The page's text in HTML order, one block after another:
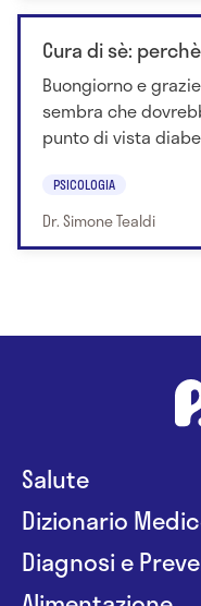
Cura di sè:
Buongiorno e
sembra che
punto di vista
PSICOLOGIA
Dr. Simone Tealdi
Salute
Dizionario
Diagnosi e